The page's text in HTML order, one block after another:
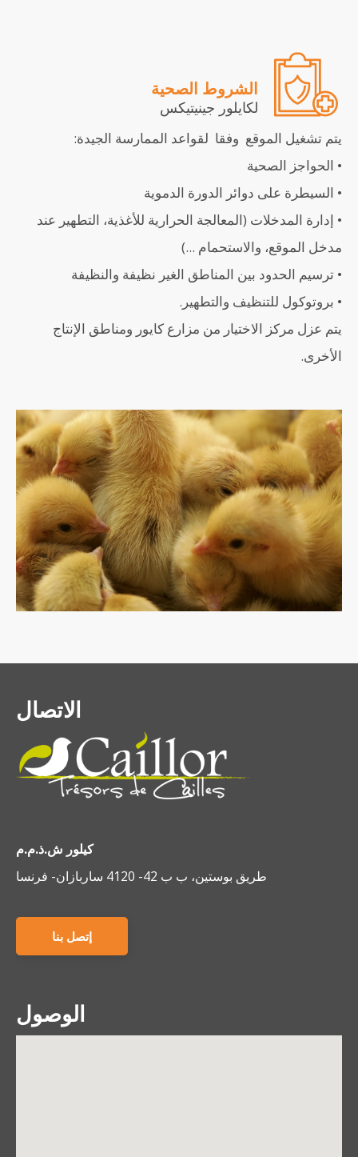
الشروط الصحية
لكايلور جينيتيكس
يتم تشغيل الموقع وفقا لقواعد الممارسة الجيدة:
• الحواجز الصحية
• السيطرة على دوائر الدورة الدموية
• إدارة المدخلات (المعالجة الحرارية للأغذية، التطهير عند
مدخل الموقع، والاستحمام ...)
• ترسيم الحدود بين المناطق الغير نظيفة والنظيفة
• بروتوكول للتنظيف والتطهير.
يتم عزل مركز الاختيار من مزارع كايور ومناطق الإنتاج
الأخرى.
الاتصال
كيلور ش.ذ.م.م
طريق بوستين، ب ب 42- 4120 ساربازان- فرنسا
إتصل بنا
الوصول